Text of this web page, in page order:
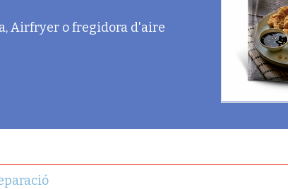
Airfryer o fregidora d'aire